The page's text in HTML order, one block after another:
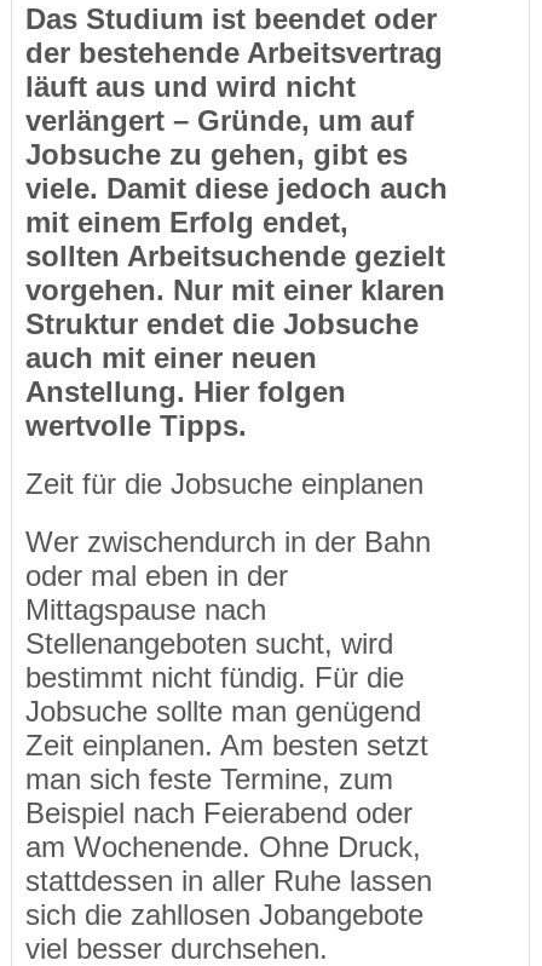
Das Studium ist beendet oder
der bestehende Arbeitsvertrag
läuft aus und wird nicht
verlängert – Gründe, um auf
Jobsuche zu gehen, gibt es
viele. Damit diese jedoch auch
mit einem Erfolg endet,
sollten Arbeitsuchende gezielt
vorgehen. Nur mit einer klaren
Struktur endet die Jobsuche
auch mit einer neuen
Anstellung. Hier folgen
wertvolle Tipps.
Zeit für die Jobsuche einplanen
Wer zwischendurch in der Bahn
oder mal eben in der
Mittagspause nach
Stellenangeboten sucht, wird
bestimmt nicht fündig. Für die
Jobsuche sollte man genügend
Zeit einplanen. Am besten setzt
man sich feste Termine, zum
Beispiel nach Feierabend oder
am Wochenende. Ohne Druck,
stattdessen in aller Ruhe lassen
sich die zahllosen Jobangebote
viel besser durchsehen.